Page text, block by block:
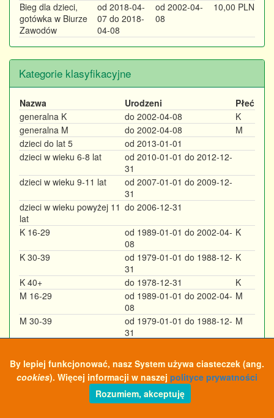
Bieg dla dzieci,
gotówka w Biurze
Zawodów
od 2018-04-
07 do 2018-
04-08
od 2002-04-
08
10,00 PLN
Kategorie klasyfikacyjne
Nazwa Urodzeni
Płeć
generalna K
do 2002-04-08
K
generalna M
do 2002-04-08
M
dzieci do lat 5
od 2013-01-01
dzieci w wieku 6-8 lat
od 2010-01-01 do 2012-12-
31
dzieci w wieku 9-11 lat
od 2007-01-01 do 2009-12-
31
dzieci w wieku powyżej 11
lat
do 2006-12-31
K 16-29
od 1989-01-01 do 2002-04-
08
K
K 30-39
od 1979-01-01 do 1988-12-
31
K
K 40+ do 1978-12-31
K
M 16-29
od 1989-01-01 do 2002-04-
08
M
M 30-39
od 1979-01-01 do 1988-12-
31
M
M 50+ do 1968-12-31 M
By lepiej funkcjonować, nasz System używa ciasteczek (ang.
cookies). Więcej informacji w naszej polityce prywatności
Rozumiem, akceptuję